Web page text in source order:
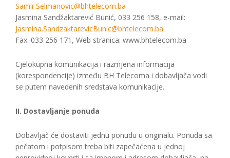
Samir.Selmanovic@bhtelecom.ba
Jasmina Sandžaktarević Bunić, 033 256 158, e-mail:
Jasmina.SandzaktarevicBunic@bhtelecom.ba
Fax: 033 256 171, Web stranica: www.bhtelecom.ba
Cjelokupna komunikacija i razmjena informacija
(korespondencije) između BH Telecoma i dobavljača vodi
se putem navedenih sredstava komunikacije.
II. Dostavljanje ponuda
Dobavljač će dostaviti jednu ponudu u originalu. Ponuda sa
pečatom i potpisom treba biti zapečaćena u jednoj